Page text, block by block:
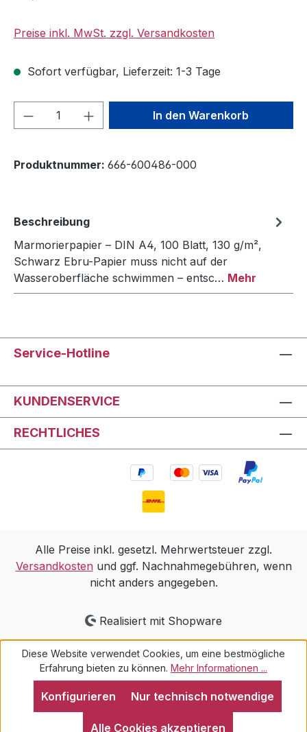
Preise inkl. MwSt. zzgl. Versandkosten
Sofort verfügbar, Lieferzeit: 1-3 Tage
Produkt Anzahl: Gib denIn den Warenkorb
Produktnummer: 666-600486-000
Beschreibung
Marmorierpapier – DIN A4, 100 Blatt, 130 g/m²,
Schwarz Ebru-Papier muss nicht auf der
Wasseroberfläche schwimmen – entsc… Mehr
Service-Hotline
KUNDENSERVICE
RECHTLICHES
Alle Preise inkl. gesetzl. Mehrwertsteuer zzgl.
Versandkostenund ggf. Nachnahmegebühren, wenn
nicht anders angegeben.
Realisiert mit Shopware
Diese Website verwendet Cookies, um eine bestmögliche
Erfahrung bieten zu können. Mehr Informationen ...
Nur technisch notwendige
Konfigurieren
Alle Cookies akzeptieren